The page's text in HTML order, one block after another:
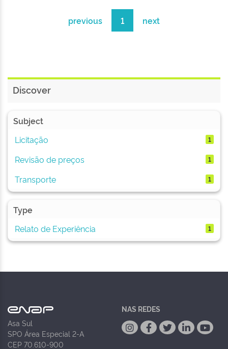
previous 1 next
Discover
Subject
Licitação
1
Revisão de preços 1
Transporte 1
Type
Relato de Experiência
1
Asa Sul
SPO Área Especial 2-A
CEP 70.610-900
NAS REDES